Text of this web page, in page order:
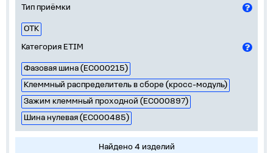
Тип приёмки
ОТК
Категория ETIM
Фазовая шина (EC000215)
Клеммный распределитель в сборе (кросс-модуль)
Зажим клеммный проходной (EC000897)
Шина нулевая (EC000485)
Найдено 4 изделий